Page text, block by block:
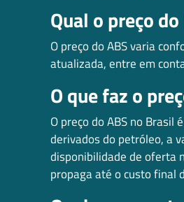
Qual o preço
O preço do ABS varia
atualizada, entre em
O que faz o
O preço do ABS no
derivados do petróleo, a
disponibilidade de oferta
propaga até o custo final